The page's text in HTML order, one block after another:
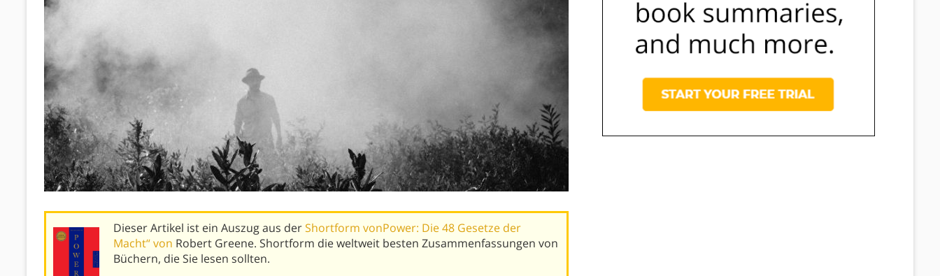
Dieser Artikel ist ein Auszug aus derShortform vonPower: Die 48 Gesetze der
Macht“ von Robert Greene. Shortform die weltweit besten Zusammenfassungen von
Büchern, die Sie lesen sollten.